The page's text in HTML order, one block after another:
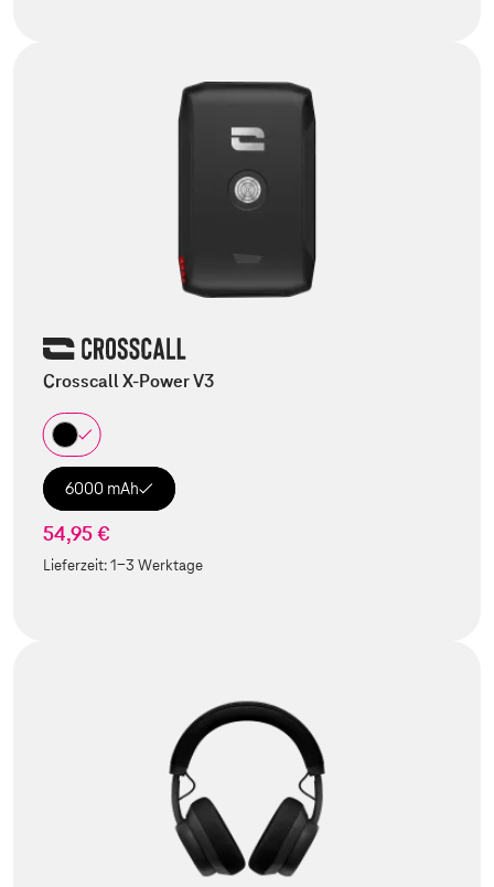
Crosscall X-Power V3
6000 mAh
54,95 €
Lieferzeit:1-3 Werktage